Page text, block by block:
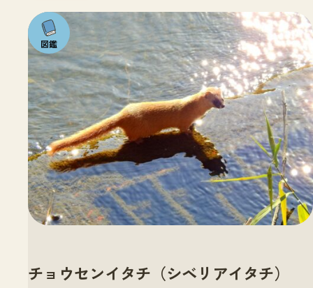
注目の
いきも
の
チョウセンイタチ（シベリアイタチ）